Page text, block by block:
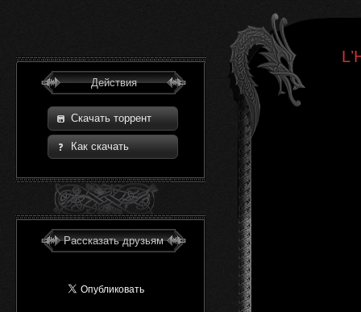
Действия
Скачать торрент
Как скачать
Рассказать друзьям